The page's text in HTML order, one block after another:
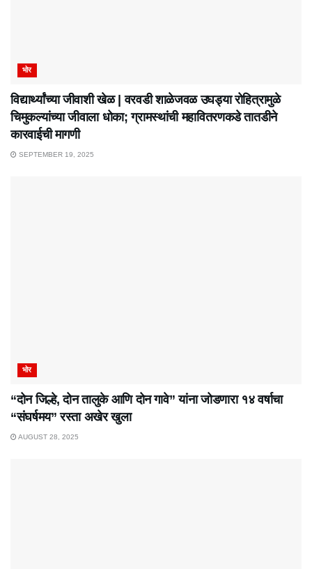
भोर
विद्यार्थ्यांच्या जीवाशी खेळ | वरवडी शाळेजवळ उघड्या रोहित्रामुळे
चिमुकल्यांच्या जीवाला धोका; ग्रामस्थांची महावितरणकडे तातडीने
कारवाईची मागणी
SEPTEMBER 19, 2025
भोर
“दोन जिल्हे, दोन तालुके आणि दोन गावे” यांना जोडणारा १४ वर्षाचा
“संघर्षमय” रस्ता अखेर खुला
AUGUST 28, 2025